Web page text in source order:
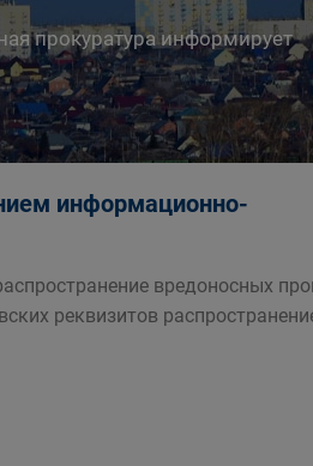
прокуратура информирует
информационно-
вредоносных
реквизитов